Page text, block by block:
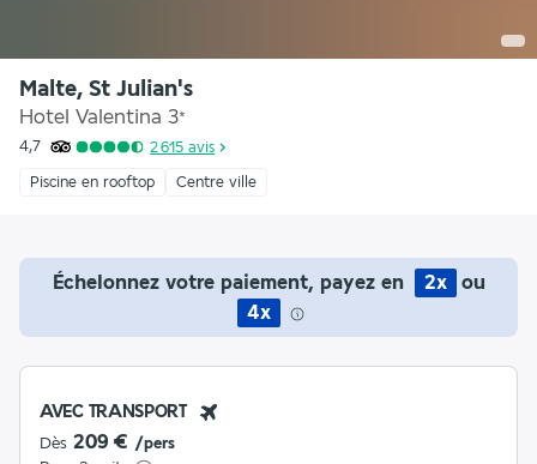
Malte, St Julian's
Hotel Valentina 3*
4,7 2 615 avis
Piscine en rooftop Centre ville
Échelonnez votre paiement, payez en 2x
ou
4x
AVEC TRANSPORT
Dès 209 € /pers